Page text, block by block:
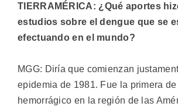
TIERRAMÉRICA: ¿Qué aportes
estudios sobre el dengue que se
efectuando en el mundo?
MGG: Diría que comienzan
epidemia de 1981. Fue la primera
hemorrágico en la región de las